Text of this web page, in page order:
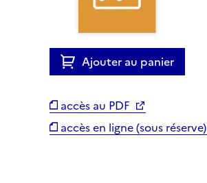
Ajouter au panier
accès au PDF
accès en ligne (sous réserve)